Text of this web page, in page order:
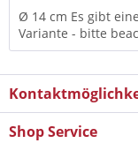
Ø 14 cm Es gibt
Variante - bitte
Shop Service